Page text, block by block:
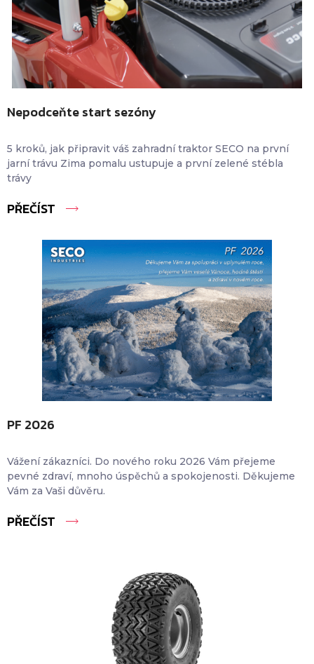
Nepodceňte start sezóny
5 kroků, jak připravit váš zahradní traktor SECO na první
jarní trávu Zima pomalu ustupuje a první zelené stébla
trávy
PŘEČÍST
PF 2026
Vážení zákazníci. Do nového roku 2026 Vám přejeme
pevné zdraví, mnoho úspěchů a spokojenosti. Děkujeme
Vám za Vaši důvěru.
PŘEČÍST